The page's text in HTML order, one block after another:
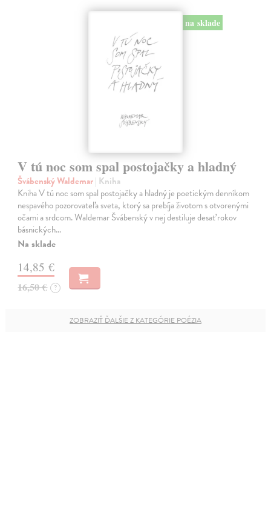
na sklade
V tú noc som spal postojačky a hladný
Švábenský Waldemar| Kniha
Kniha V tú noc som spal postojačky a hladný je poetickým denníkom
nespavého pozorovateľa sveta, ktorý sa prebíja životom s otvorenými
očami a srdcom. Waldemar Švábenský v nej destiluje desať rokov
básnických…
Na sklade
14,85 €
16,50 € ?
ZOBRAZIŤ ĎALŠIE Z KATEGÓRIE POÉZIA